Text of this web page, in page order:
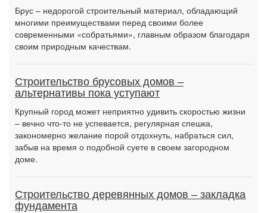
Брус – недорогой строительный материал, обладающий
многими преимуществами перед своими более
современными «собратьями», главным образом благодаря
своим природным качествам.
Строительство брусовых домов –
альтернативы пока уступают
Крупный город может неприятно удивить скоростью жизни
– вечно что-то не успевается, регулярная спешка,
закономерно желание порой отдохнуть, набраться сил,
забыв на время о подобной суете в своем загородном
доме.
Строительство деревянных домов – закладка
фундамента